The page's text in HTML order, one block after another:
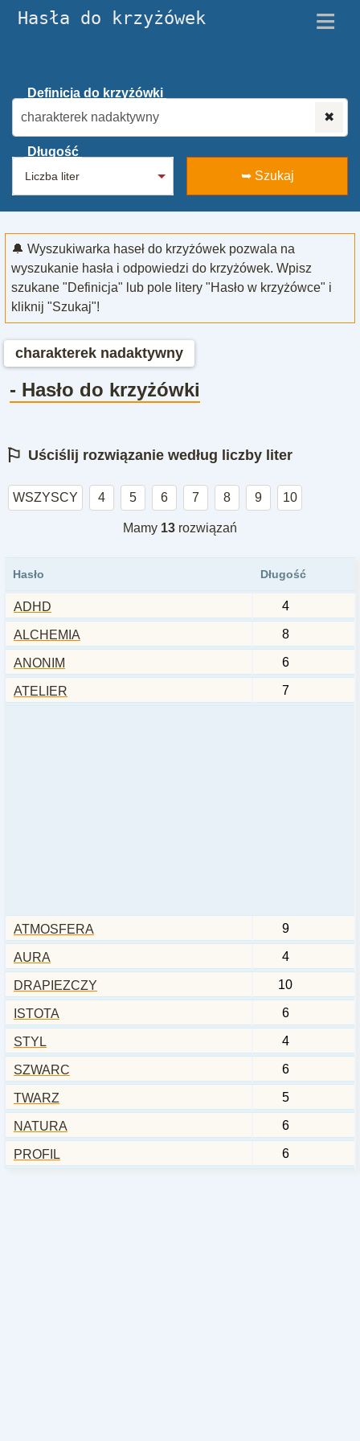
Hasła do krzyżówek ≡
Definicja do krzyżówki
✖
Długość
➥ Szukaj
🔔 Wyszukiwarka haseł do krzyżówek pozwala na
wyszukanie hasła i odpowiedzi do krzyżówek. Wpisz
szukane "Definicja" lub pole litery "Hasło w krzyżówce" i
kliknij "Szukaj"!
charakterek nadaktywny
- Hasło do krzyżówki
⚐ Uściślij rozwiązanie według liczby liter
WSZYSCY 4 5 6 7 8 9 10
Mamy 13 rozwiązań
Hasło Długość
ADHD 4
ALCHEMIA 8
ANONIM 6
ATELIER 7
ATMOSFERA 9
AURA 4
DRAPIEZCZY 10
ISTOTA 6
STYL 4
SZWARC 6
TWARZ 5
NATURA 6
PROFIL 6